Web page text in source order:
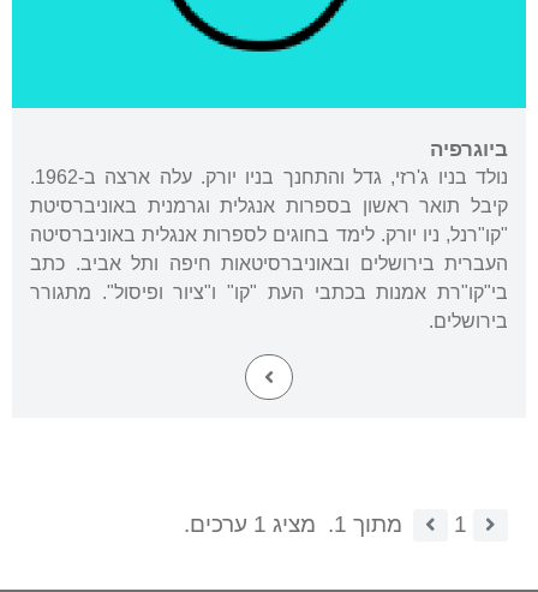
ביוגרפיה
נולד בניו ג'רזי, גדל והתחנך בניו יורק. עלה ארצה ב-1962.
קיבל תואר ראשון בספרות אנגלית וגרמנית באוניברסיטת
"קו"רנל, ניו יורק. לימד בחוגים לספרות אנגלית באוניברסיטה
העברית בירושלים ובאוניברסיטאות חיפה ותל אביב. כתב
בי"קו"רת אמנות בכתבי העת "קו" ו"ציור ופיסול". מתגורר
בירושלים.
1 מתוך 1. מציג 1 ערכים.